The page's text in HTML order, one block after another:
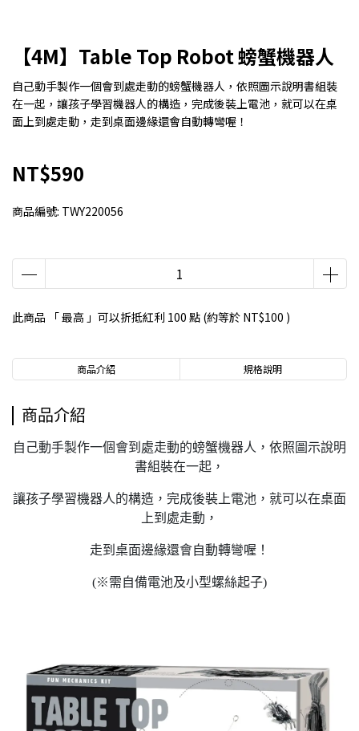
【4M】Table Top Robot 螃蟹機器人
自己動手製作一個會到處走動的螃蟹機器人，依照圖示說明書組裝
在一起，讓孩子學習機器人的構造，完成後裝上電池，就可以在桌
面上到處走動，走到桌面邊緣還會自動轉彎喔！
NT$590
商品編號: TWY220056
此商品 「 最高 」可以折抵紅利 100 點 (約等於 NT$100 )
商品介紹 規格說明
商品介紹
自己動手製作一個會到處走動的螃蟹機器人，依照圖示說明
書組裝在一起，
讓孩子學習機器人的構造，完成後裝上電池，就可以在桌面
上到處走動，
走到桌面邊緣還會自動轉彎喔！
(※需自備電池及小型螺絲起子)